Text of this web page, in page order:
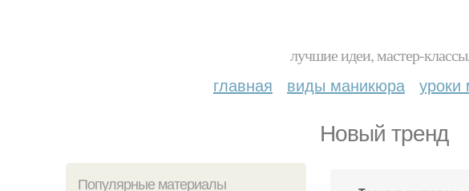
лучшие идеи, мастер-
главная виды маникюра
Новый тренд
Популярные материалы